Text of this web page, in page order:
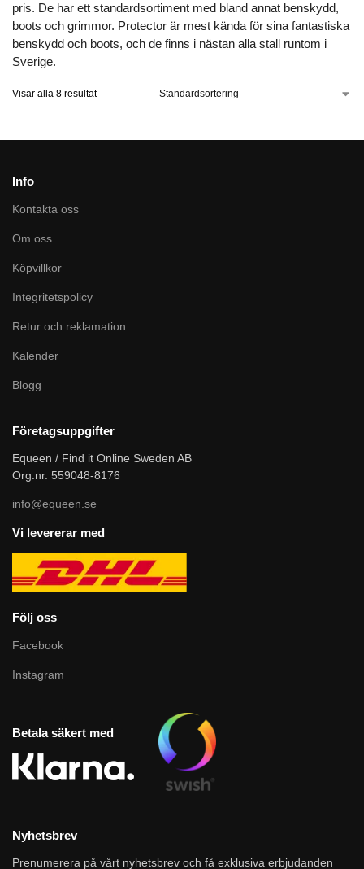
pris. De har ett standardsortiment med bland annat benskydd,
boots och grimmor. Protector är mest kända för sina fantastiska
benskydd och boots, och de finns i nästan alla stall runtom i
Sverige.
Visar alla 8 resultat
Info
Kontakta oss
Om oss
Köpvillkor
Integritetspolicy
Retur och reklamation
Kalender
Blogg
Företagsuppgifter
Equeen / Find it Online Sweden AB
Org.nr. 559048-8176
info@equeen.se
Vi levererar med
Följ oss
Facebook
Instagram
Betala säkert med
Nyhetsbrev
Prenumerera på vårt nyhetsbrev och få exklusiva erbjudanden